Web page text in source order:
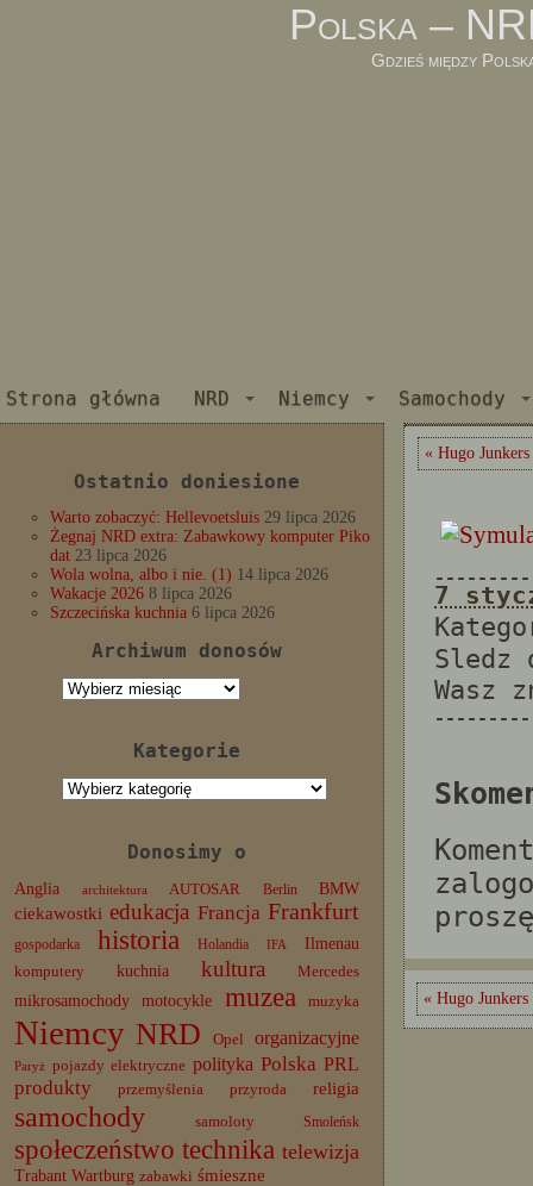
Polska –
Gdzieś między
Strona główna NRD Niemcy Samochody
Ostatnio doniesione
Warto zobaczyć: Hellevoetsluis 29 lipca 2026
Żegnaj NRD extra: Zabawkowy komputer Piko
dat 23 lipca 2026
Wola wolna, albo i nie. (1) 14 lipca 2026
Wakacje 2026 8 lipca 2026
Szczecińska kuchnia 6 lipca 2026
Archiwum donosów
Archiwum
Kategorie
Kategorie
Donosimy o
Anglia architektura AUTOSAR Berlin BMW
ciekawostki edukacja Francja Frankfurt
gospodarka historia Holandia IFA
Ilmenau
komputery
kuchnia kultura Mercedes
mikrosamochody motocykle muzea muzyka
Niemcy NRD Opel organizacyjne
Paryż pojazdy elektryczne polityka Polska PRL
produkty
przemyślenia przyroda religia
samochody samoloty Smoleńsk
społeczeństwo technika telewizja
Trabant Wartburg zabawki śmieszne
« Hugo
7
Sledz
Wasz
« Hugo Junkers